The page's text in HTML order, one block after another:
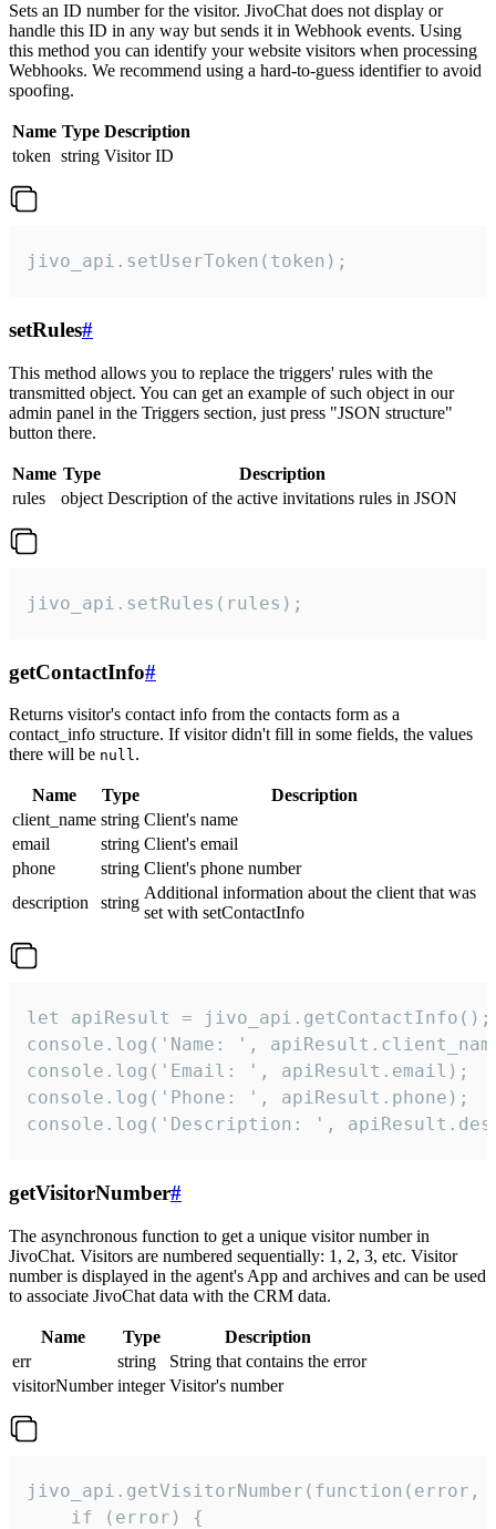
Sets an ID number for the visitor. JivoChat does not display or
handle this ID in any way but sends it in Webhook events. Using
this method you can identify your website visitors when processing
Webhooks. We recommend using a hard-to-guess identifier to avoid
spoofing.
Name Type Description
token string Visitor ID
jivo_api.setUserToken(token);
setRules#
This method allows you to replace the triggers' rules with the
transmitted object. You can get an example of such object in our
admin panel in the Triggers section, just press "JSON structure"
button there.
Name Type
Description
rules
object Description of the active invitations rules in JSON
jivo_api.setRules(rules);
getContactInfo#
Returns visitor's contact info from the contacts form as a
contact_info structure. If visitor didn't fill in some fields, the values
there will be null.
Name Type
Description
client_name string Client's name
email
string Client's email
phone
string Client's phone number
description
string
Additional information about the client that was
set with setContactInfo
let apiResult = jivo_api.getContactInfo();
console.log('Name: ',
console.log('Email: ', apiResult.email);
console.log('Phone: ', apiResult.phone);
console.log('Description: ',
getVisitorNumber#
The asynchronous function to get a unique visitor number in
JivoChat. Visitors are numbered sequentially: 1, 2, 3, etc. Visitor
number is displayed in the agent's App and archives and can be used
to associate JivoChat data with the CRM data.
Name Type
Description
err
string
String that contains the error
visitorNumber integer Visitor's number
jivo_api.getVisitorNumber(function(error,
    if (error) {